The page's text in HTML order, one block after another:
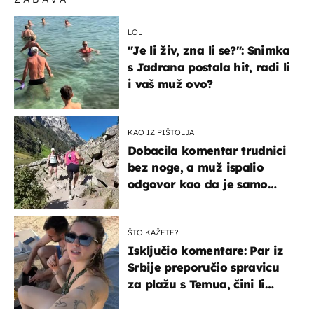
LOL
"Je li živ, zna li se?": Snimka
s Jadrana postala hit, radi li
i vaš muž ovo?
KAO IZ PIŠTOLJA
Dobacila komentar trudnici
bez noge, a muž ispalio
odgovor kao da je samo
ŠTO KAŽETE?
Isključio komentare: Par iz
Srbije preporučio spravicu
za plažu s Temua, čini li